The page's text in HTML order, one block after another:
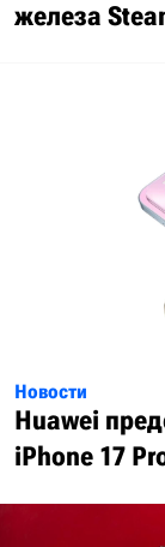
железа
Новости
Huawei
iPhone 17